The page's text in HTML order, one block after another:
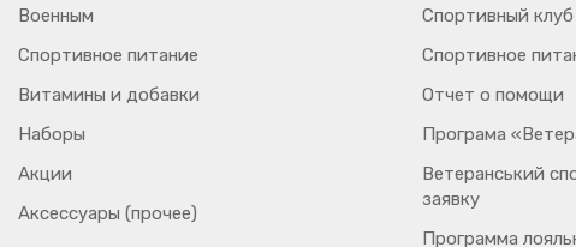
Военным
Спортивное питание
Витамины и добавки
Наборы
Акции
Аксессуары (прочее)
Спортивный
Спортивное
Отчет о помощи
Програма
Ветеранський
заявку
Программа